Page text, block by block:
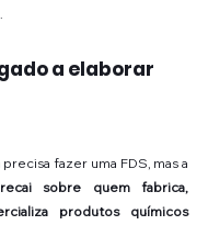
a elaborar
recai sobre quem fabrica,
produtos químicos